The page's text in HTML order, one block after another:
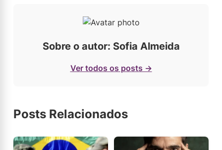
Sobre o autor: Sofia Almeida
Ver todos os posts →
Posts Relacionados